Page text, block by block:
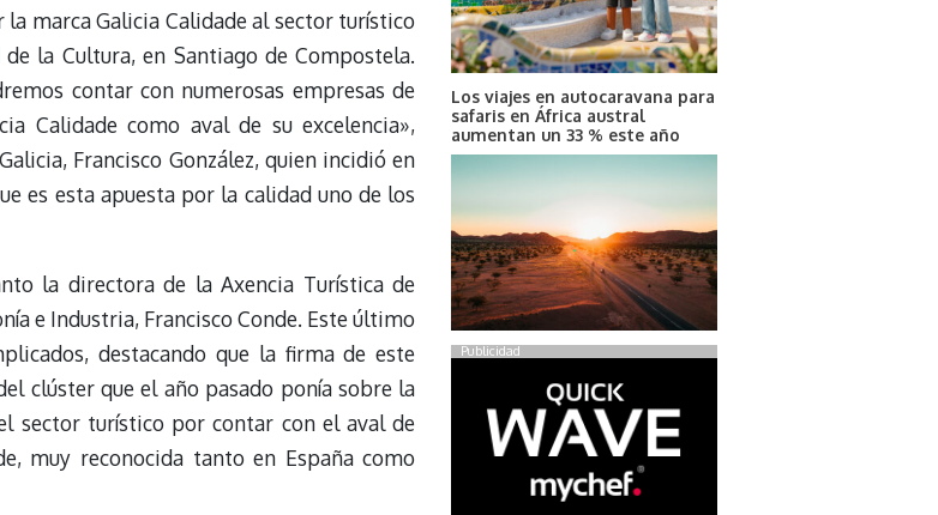
marca Galicia Calidade al sector turístico
la Cultura, en Santiago de Compostela.
contar con numerosas empresas de
Calidade como aval de su excelencia»,
Francisco González, quien incidió en
es esta apuesta por la calidad uno de los
la directora de la Axencia Turística de
e Industria, Francisco Conde. Este último
destacando que la firma de este
clúster que el año pasado ponía sobre la
sector turístico por contar con el aval de
muy reconocida tanto en España como
Los viajes en autocaravana para
safaris en África austral
aumentan un 33 % este año
Publicidad